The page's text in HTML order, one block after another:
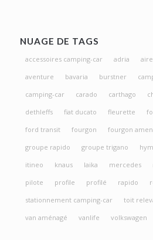
NUAGE DE TAGS
accessoires camping-car adria
aventure
bavaria burstner
camping-car
carado carthago
dethleffs
fiat ducato fleurette
ford transit
fourgon fourgon
groupe rapido
groupe trigano
itineo
knaus laika mercedes
pilote
profile profilé rapido
stationnement camping-car
toit
van aménagé
vanlife volkswagen